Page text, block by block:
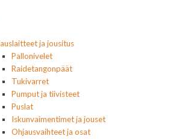
ja jousitus
Pallonivelet
Raidetangonpäät
Tukivarret
Pumput ja tiivisteet
Puslat
Iskunvaimentimet ja jouset
Ohjausvaihteet ja osat